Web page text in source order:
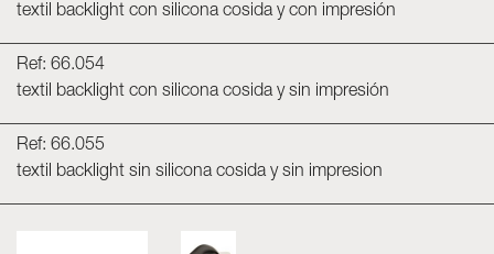
textil backlight con silicona cosida y con impresión
Ref: 66.054
textil backlight con silicona cosida y sin impresión
Ref: 66.055
textil backlight sin silicona cosida y sin impresion